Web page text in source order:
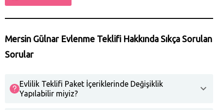
Mersin Gülnar Evlenme Teklifi Hakkında Sıkça Sorulan
Sorular
Evlilik Teklifi Paket İçeriklerinde Değişiklik
Yapılabilir miyiz?